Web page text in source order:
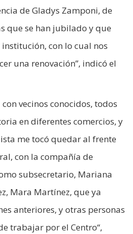
de Gladys Zamponi, de
que se han jubilado y que
con lo cual nos
una renovación”, indicó el
vecinos conocidos, todos
en diferentes comercios, y
me tocó quedar al frente
con la compañía de
subsecretario, Mariana
Mara Martínez, que ya
anteriores, y otras personas
trabajar por el Centro“,